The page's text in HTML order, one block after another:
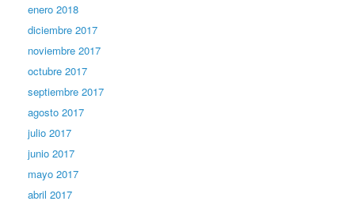
enero 2018
diciembre 2017
noviembre 2017
octubre 2017
septiembre 2017
agosto 2017
julio 2017
junio 2017
mayo 2017
abril 2017